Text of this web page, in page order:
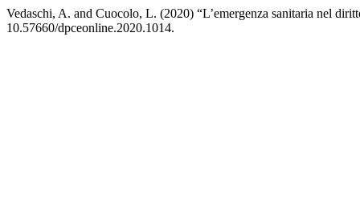
Vedaschi, A. and Cuocolo, L. (2020) “L’emergenza sanitaria nel
10.57660/dpceonline.2020.1014.